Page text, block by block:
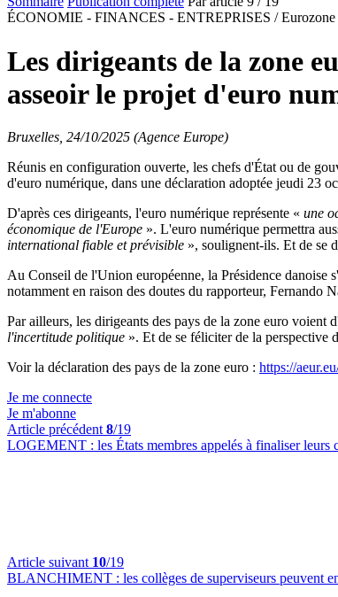
ÉCONOMIE - FINANCES - ENTREPRISES / Eurozone
Les dirigeants de la zone
asseoir le projet d'euro
Bruxelles, 24/10/2025 (Agence Europe)
Réunis en configuration ouverte, les chefs d'État ou de
d'euro numérique, dans une déclaration adoptée jeudi 23
D'après ces dirigeants, l'euro numérique représente « une
économique de l'Europe ». L'euro numérique permettra
international fiable et prévisible », soulignent-ils. Et de se
Au Conseil de l'Union européenne, la Présidence
notamment en raison des doutes du rapporteur, Fernando
Par ailleurs, les dirigeants des pays de la zone euro
l'incertitude politique ». Et de se féliciter de la perspective
Voir la déclaration des pays de la zone euro : https://
Je me connecte
Je m'abonne
Article précédent 8/19
LOGEMENT : les États membres appelés à finaliser
Article suivant 10/19
BLANCHIMENT : les collèges de superviseurs peuvent